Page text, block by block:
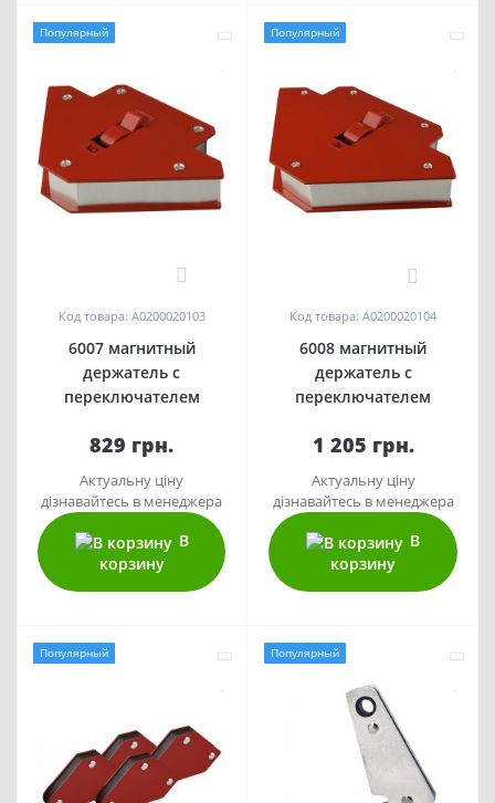
Популярный
Код товара: A0200020103
6007 магнитный
держатель с
переключателем
829 грн.
Актуальну ціну
дізнавайтесь в менеджера
В
корзину
Популярный
Код товара: A0200020104
6008 магнитный
держатель с
переключателем
1 205 грн.
Актуальну ціну
дізнавайтесь в менеджера
В
корзину
Популярный Популярный